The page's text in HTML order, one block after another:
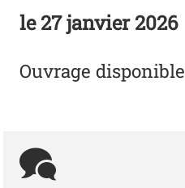
le27 janvier 2026
Ouvrage disponible